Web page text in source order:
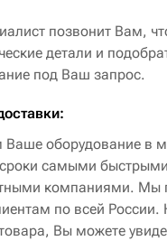
позвонит Вам,
детали и
под Ваш запрос.
Ваше оборудование в
сроки самыми
компаниями. Мы
по всей России.
Вы можете